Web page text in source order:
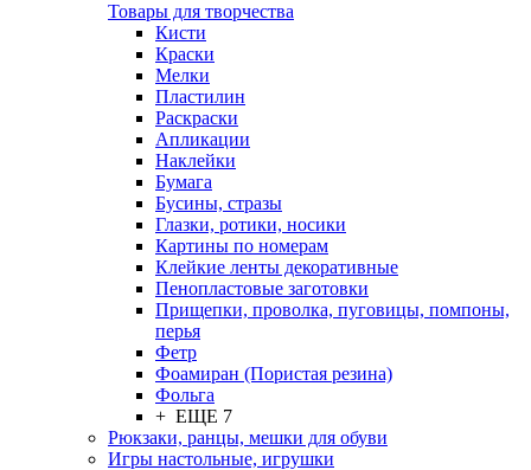
Товары для творчества
Кисти
Краски
Мелки
Пластилин
Раскраски
Апликации
Наклейки
Бумага
Бусины, стразы
Глазки, ротики, носики
Картины по номерам
Клейкие ленты декоративные
Пенопластовые заготовки
Прищепки, проволка, пуговицы, помпоны,
перья
Фетр
Фоамиран (Пористая резина)
Фольга
+ ЕЩЕ 7
Рюкзаки, ранцы, мешки для обуви
Игры настольные, игрушки